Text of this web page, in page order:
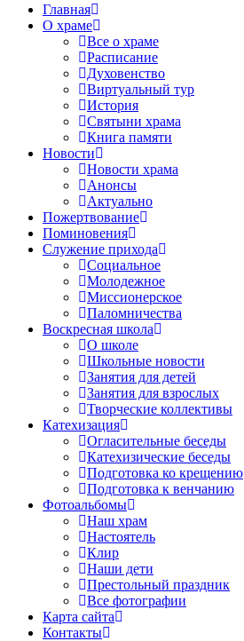
Главная
О храме
Все о храме
Расписание
Духовенство
Виртуальный тур
История
Святыни храма
Книга памяти
Новости
Новости храма
Анонсы
Актуально
Пожертвование
Поминовения
Служение прихода
Социальное
Молодежное
Миссионерское
Паломничества
Воскресная школа
О школе
Школьные новости
Занятия для детей
Занятия для взрослых
Творческие коллективы
Катехизация
Огласительные беседы
Катехизические беседы
Подготовка ко крещению
Подготовка к венчанию
Фотоальбомы
Наш храм
Настоятель
Клир
Наши дети
Престольный праздник
Все фотографии
Карта сайта
Контакты